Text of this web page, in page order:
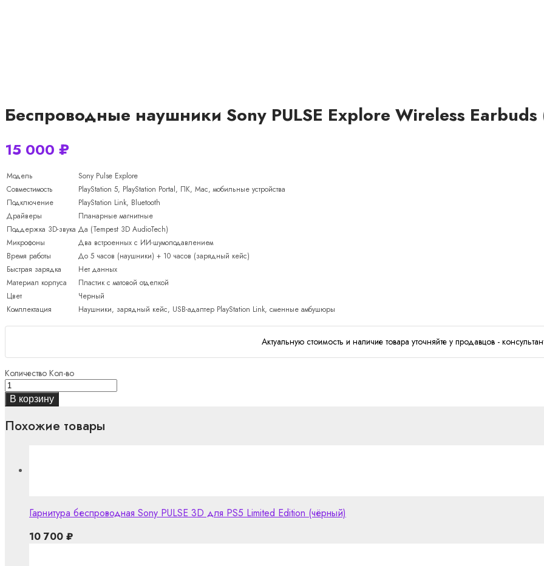
Беспроводные наушники Sony PULSE Explore Wireless
15 000 ₽
Модель
Sony Pulse Explore
Совместимость
PlayStation 5, PlayStation Portal, ПК, Mac, мобильные устройства
Подключение
PlayStation Link, Bluetooth
Драйверы
Планарные магнитные
Поддержка 3D-звука Да (Tempest 3D AudioTech)
Микрофоны
Два встроенных с ИИ-шумоподавлением
Время работы
До 5 часов (наушники) + 10 часов (зарядный кейс)
Быстрая зарядка
Нет данных
Материал корпуса
Пластик с матовой отделкой
Цвет
Черный
Комплектация
Наушники, зарядный кейс, USB-адаптер PlayStation Link, сменные амбушюры
Актуальную стоимость и наличие товара уточняйте у продавцов -
Количество Кол-во
В корзину
Похожие товары
Гарнитура беспроводная Sony PULSE 3D для PS5 Limited Edition (чёрный)
10 700 ₽